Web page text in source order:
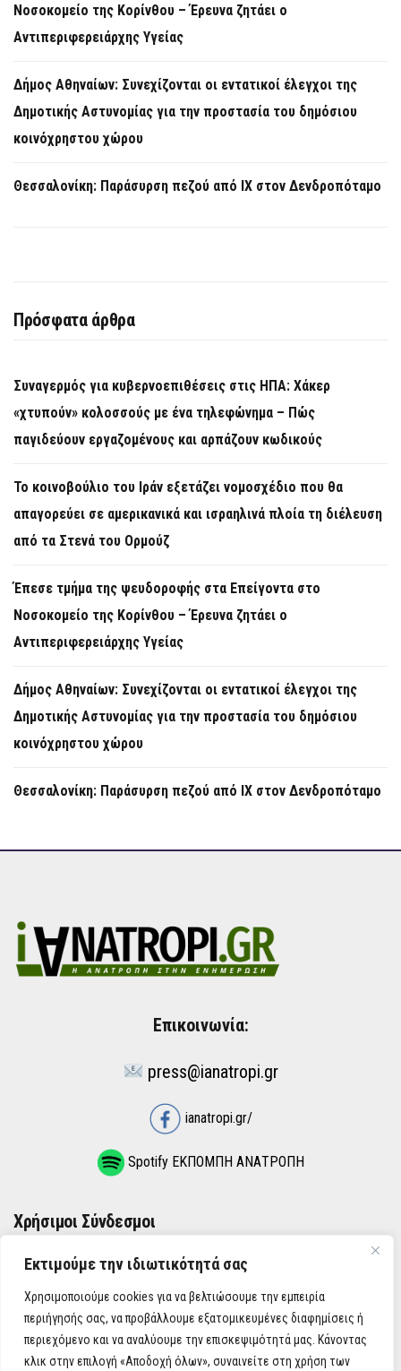
Εκτιμούμε την ιδιωτικότητά σας
Χρησιμοποιούμε cookies για να βελτιώσουμε την εμπειρία
περιήγησής σας, να προβάλλουμε εξατομικευμένες διαφημίσεις ή
περιεχόμενο και να αναλύουμε την επισκεψιμότητά μας. Κάνοντας
κλικ στην επιλογή «Αποδοχή όλων», συναινείτε στη χρήση των
Νοσοκομείο της Κορίνθου – Έρευνα ζητάει ο
Αντιπεριφερειάρχης Υγείας
Δήμος Αθηναίων: Συνεχίζονται οι εντατικοί έλεγχοι της
Δημοτικής Αστυνομίας για την προστασία του δημόσιου
κοινόχρηστου χώρου
Θεσσαλονίκη: Παράσυρση πεζού από ΙΧ στον Δενδροπόταμο
Πρόσφατα άρθρα
Συναγερμός για κυβερνοεπιθέσεις στις ΗΠΑ: Χάκερ
«χτυπούν» κολοσσούς με ένα τηλεφώνημα – Πώς
παγιδεύουν εργαζομένους και αρπάζουν κωδικούς
Το κοινοβούλιο του Ιράν εξετάζει νομοσχέδιο που θα
απαγορεύει σε αμερικανικά και ισραηλινά πλοία τη διέλευση
από τα Στενά του Ορμούζ
Έπεσε τμήμα της ψευδοροφής στα Επείγοντα στο
Νοσοκομείο της Κορίνθου – Έρευνα ζητάει ο
Αντιπεριφερειάρχης Υγείας
Δήμος Αθηναίων: Συνεχίζονται οι εντατικοί έλεγχοι της
Δημοτικής Αστυνομίας για την προστασία του δημόσιου
κοινόχρηστου χώρου
Θεσσαλονίκη: Παράσυρση πεζού από ΙΧ στον Δενδροπόταμο
Επικοινωνία:
press@ianatropi.gr
ianatropi.gr/
Spotify ΕΚΠΟΜΠΗ ΑΝΑΤΡΟΠΗ
Χρήσιμοι Σύνδεσμοι
ΌΡΟΙ ΧΡΉΣΗΣ
ΠΟΛΙΤΙΚΉ ΑΠΟΡΡΉΤΟΥ